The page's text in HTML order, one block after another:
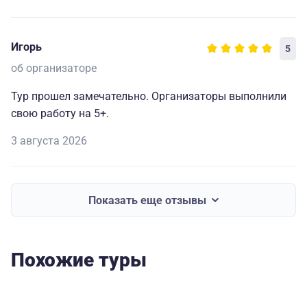
Игорь 5
об организаторе
Тур прошел замечательно. Организаторы выполнили
свою работу на 5+.
3 августа 2026
Показать еще отзывы
Похожие туры